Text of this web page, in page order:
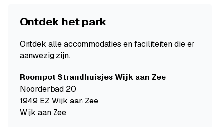
Ontdek het park
Ontdek alle accommodaties en faciliteiten die er
aanwezig zijn.
Roompot Strandhuisjes Wijk aan Zee
Noorderbad 20
1949 EZ Wijk aan Zee
Wijk aan Zee